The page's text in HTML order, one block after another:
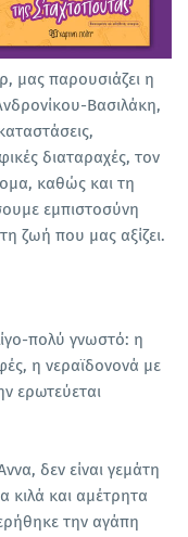
μας παρουσιάζει η
Βασιλάκη,
διαταραχές, τον
καθώς και τη
εμπιστοσύνη
ζωή που μας αξίζει.
πολύ γνωστό: η
η νεραϊδονονά με
ερωτεύεται
δεν είναι γεμάτη
κιλά και αμέτρητα
την αγάπη